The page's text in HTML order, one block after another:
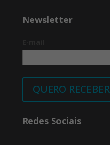
Newsletter
QUERO RECEBER
Redes Sociais